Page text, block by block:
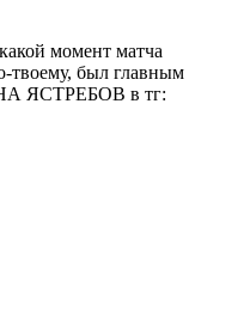
момент матча
твоему, был главным
ЯСТРЕБОВ в тг: